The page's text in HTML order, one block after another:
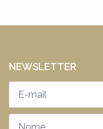
NEWSLETTER